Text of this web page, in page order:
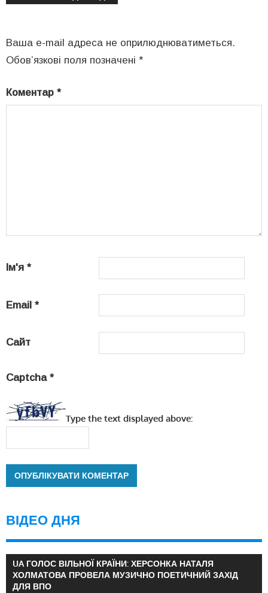
Ваша e-mail адреса не оприлюднюватиметься.
Обов’язкові поля позначені *
Коментар *
Ім'я *
Email *
Сайт
Captcha *
Type the text displayed above:
ВІДЕО ДНЯ
UA ГОЛОС ВІЛЬНОЇ КРАЇНИ: ХЕРСОНКА НАТАЛЯ
ХОЛМАТОВА ПРОВЕЛА МУЗИЧНО ПОЕТИЧНИЙ ЗАХІД
ДЛЯ ВПО